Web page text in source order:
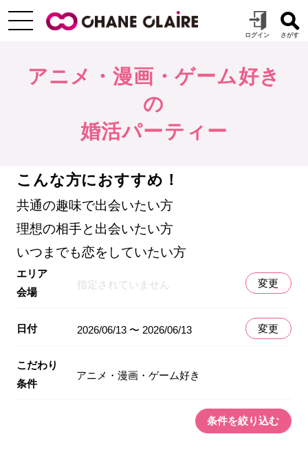
アニメ・漫画・ゲーム好き
の
婚活パーティー
こんな方におすすめ！
共通の趣味で出会いたい方
理想の相手と出会いたい方
いつまでも恋をしていたい方
エリア
会場
指定されていません 変更
日付 2026/06/13 〜 2026/06/13 変更
こだわり
条件
アニメ・漫画・ゲーム好き
条件を絞り込む